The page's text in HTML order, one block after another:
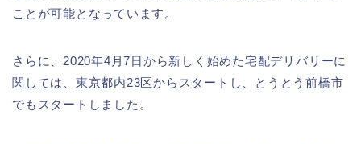
ことが可能となっています。
さらに、2020年4月7日から新しく始めた宅配デリバリーに
関しては、東京都内23区からスタートし、とうとう前橋市
でもスタートしました。